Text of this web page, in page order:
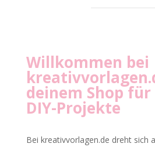
Willkommen bei
deinem Shop
DIY-Projekte
Bei kreativvorlagen.de dreht sich